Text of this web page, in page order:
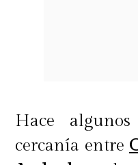
Hace
cercanía entre